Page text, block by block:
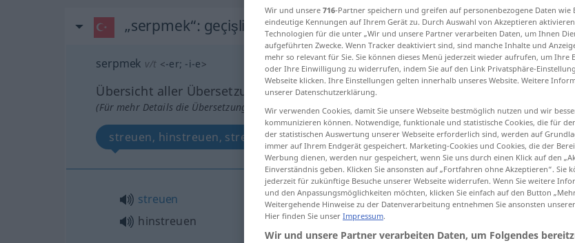
„serpmek“: geçişli fiil
serpmek v/t <-er; -i-e>
Übersicht aller Übersetzungen
(Für mehr Details die Übersetzung anklicken/antippen)
streuen, hinstreuen, streuen besprengen, sprühen
streuen
hinstreuen
serpmek
Wir und unsere 716-Partner speichern und greifen auf personenbezogene Daten wie
eindeutige Kennungen auf Ihrem Gerät zu. Durch Auswahl von Akzeptieren
Technologien für die unter „Wir und unsere Partner verarbeiten Daten, um Ihnen
aufgeführten Zwecke. Wenn Tracker deaktiviert sind, sind manche Inhalte und
mehr so relevant für Sie. Sie können dieses Menü jederzeit wieder aufrufen, um Ihre
oder Ihre Einwilligung zu widerrufen, indem Sie auf den Link Privatsphäre-
Webseite klicken. Ihre Einstellungen gelten innerhalb unseres Website. Weitere
unserer Datenschutzerklärung.
Wir verwenden Cookies, damit Sie unsere Webseite bestmöglich nutzen und wir
kommunizieren können. Notwendige, funktionale und statistische Cookies, die für
der statistischen Auswertung unserer Webseite erforderlich sind, werden auf
immer auf Ihrem Endgerät gespeichert. Marketing-Cookies und Cookies, die der
Werbung dienen, werden nur gespeichert, wenn Sie uns durch einen Klick auf den
Einverständnis geben. Klicken Sie ansonsten auf „Fortfahren ohne Akzeptieren“. Sie
jederzeit für zukünftige Besuche unserer Webseite widerrufen. Wenn Sie weitere
und den Anpassungsmöglichkeiten möchten, klicken Sie einfach auf den Button
Weitergehende Hinweise zu der Datenverarbeitung entnehmen Sie ansonsten unserer
Hier finden Sie unser Impressum.
Wir und unsere Partner verarbeiten Daten, um Folgendes